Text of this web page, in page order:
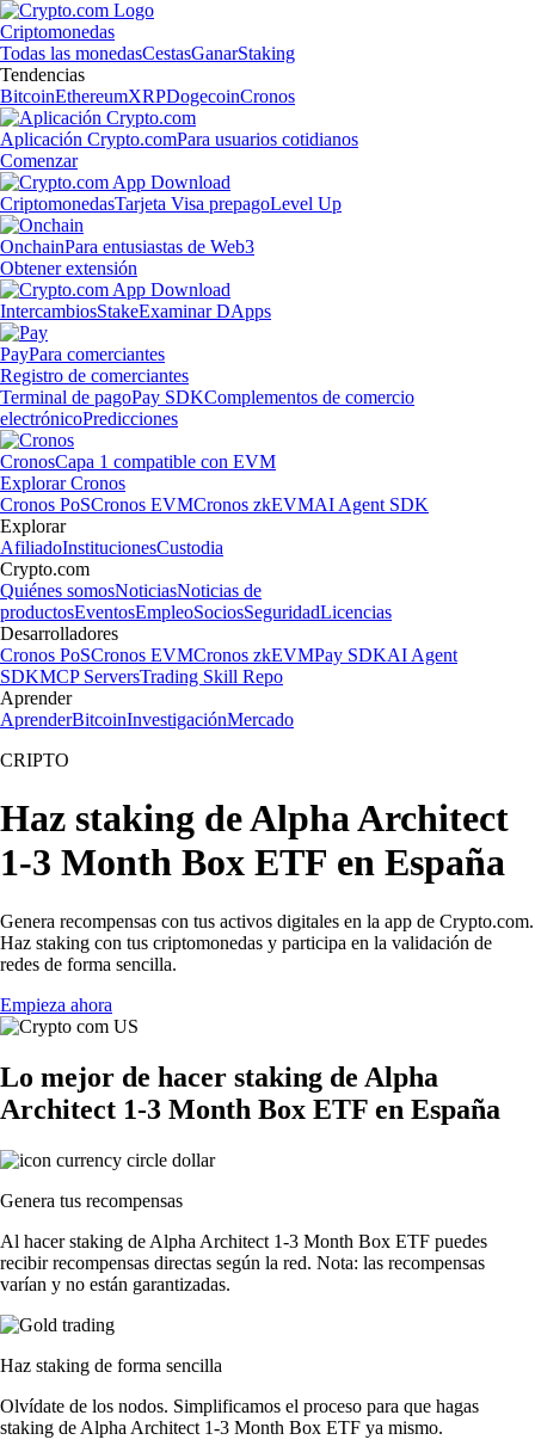
Criptomonedas
Todas las monedasCestasGanarStaking
Tendencias
BitcoinEthereumXRPDogecoinCronos
Aplicación Crypto.comPara usuarios cotidianos
Comenzar
CriptomonedasTarjeta Visa prepagoLevel Up
OnchainPara entusiastas de Web3
Obtener extensión
IntercambiosStakeExaminar DApps
PayPara comerciantes
Registro de comerciantes
Terminal de pagoPay SDKComplementos de comercio
electrónicoPredicciones
CronosCapa 1 compatible con EVM
Explorar Cronos
Cronos PoSCronos EVMCronos zkEVMAI Agent SDK
Explorar
AfiliadoInstitucionesCustodia
Crypto.com
Quiénes somosNoticiasNoticias de
productosEventosEmpleoSociosSeguridadLicencias
Desarrolladores
Cronos PoSCronos EVMCronos zkEVMPay SDKAI Agent
SDKMCP ServersTrading Skill Repo
Aprender
AprenderBitcoinInvestigaciónMercado
CRIPTO
Haz staking de Alpha Architect
1-3 Month Box ETF en España
Genera recompensas con tus activos digitales en la app de Crypto.com.
Haz staking con tus criptomonedas y participa en la validación de
redes de forma sencilla.
Empieza ahora
Lo mejor de hacer staking de Alpha
Architect 1-3 Month Box ETF en España
Genera tus recompensas
Al hacer staking de Alpha Architect 1-3 Month Box ETF puedes
recibir recompensas directas según la red. Nota: las recompensas
varían y no están garantizadas.
Haz staking de forma sencilla
Olvídate de los nodos. Simplificamos el proceso para que hagas
staking de Alpha Architect 1-3 Month Box ETF ya mismo.